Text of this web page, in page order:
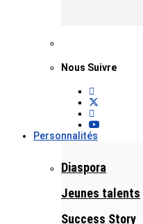
Nous Suivre
Personnalités
Diaspora
Jeunes talents
Success Story